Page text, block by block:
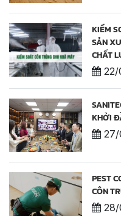
KIỂM
SẢN
CHẤT
22/
KHỞI
27/
PEST
CÔN
28/